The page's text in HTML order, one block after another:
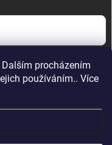
procházením
používáním.. Více
ochrany osobních údajů